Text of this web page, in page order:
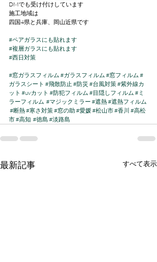
DMでも受け付けしています
施工地域は
四国4県と兵庫、岡山近県です
#ペアガラスにも貼れます
#複層ガラスにも貼れます
#西日対策
#窓ガラスフィルム #ガラスフィルム #窓フィルム #
ガラスシート #飛散防止 #防災 #台風対策#紫外線カ
ット #uvカット #防犯フィルム #目隠しフィルム #ミ
ラーフィルム #マジックミラー #遮熱#遮熱フィルム
#断熱#寒さ対策#窓の助 #愛媛#松山市#香川 #高松
市#高知 #徳島 #淡路島
最新記事 すべて表示